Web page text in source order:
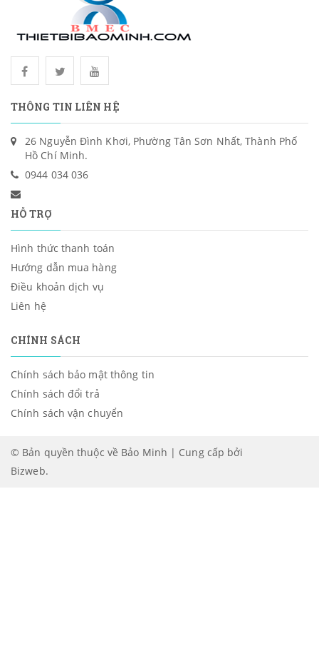
THÔNG TIN LIÊN HỆ
26 Nguyễn Đình Khơi, Phường Tân Sơn Nhất, Thành Phố
Hồ Chí Minh.
0944 034 036
HỖ TRỢ
Hình thức thanh toán
Hướng dẫn mua hàng
Điều khoản dịch vụ
Liên hệ
CHÍNH SÁCH
Chính sách bảo mật thông tin
Chính sách đổi trả
Chính sách vận chuyển
© Bản quyền thuộc về Bảo Minh | Cung cấp bởi
Bizweb.